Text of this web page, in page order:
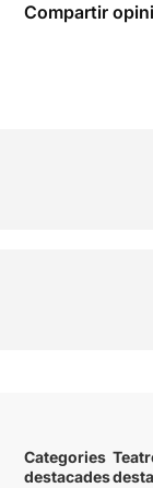
Compartir
Categories
destacades